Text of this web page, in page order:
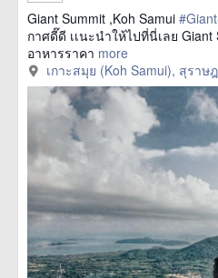
Giant Summit ,Koh Samui
กาศดี๊ดี เเนะนำให้ไปที่นี่เลย
อาหารราคา more
เกาะสมุย (Koh Samui), สุราษ